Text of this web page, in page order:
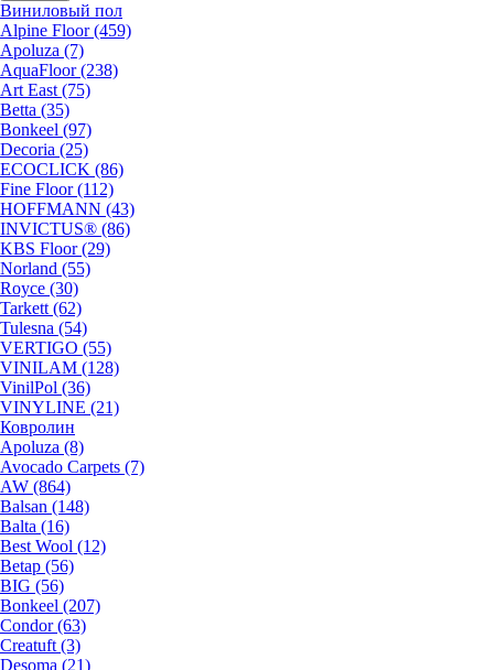
Виниловый пол
Alpine Floor (459)
Apoluza (7)
AquaFloor (238)
Art East (75)
Betta (35)
Bonkeel (97)
Decoria (25)
ECOCLICK (86)
Fine Floor (112)
HOFFMANN (43)
INVICTUS® (86)
KBS Floor (29)
Norland (55)
Royce (30)
Tarkett (62)
Tulesna (54)
VERTIGO (55)
VINILAM (128)
VinilPol (36)
VINYLINE (21)
Ковролин
Apoluza (8)
Avocado Carpets (7)
AW (864)
Balsan (148)
Balta (16)
Best Wool (12)
Betap (56)
BIG (56)
Bonkeel (207)
Condor (63)
Creatuft (3)
Desoma (21)